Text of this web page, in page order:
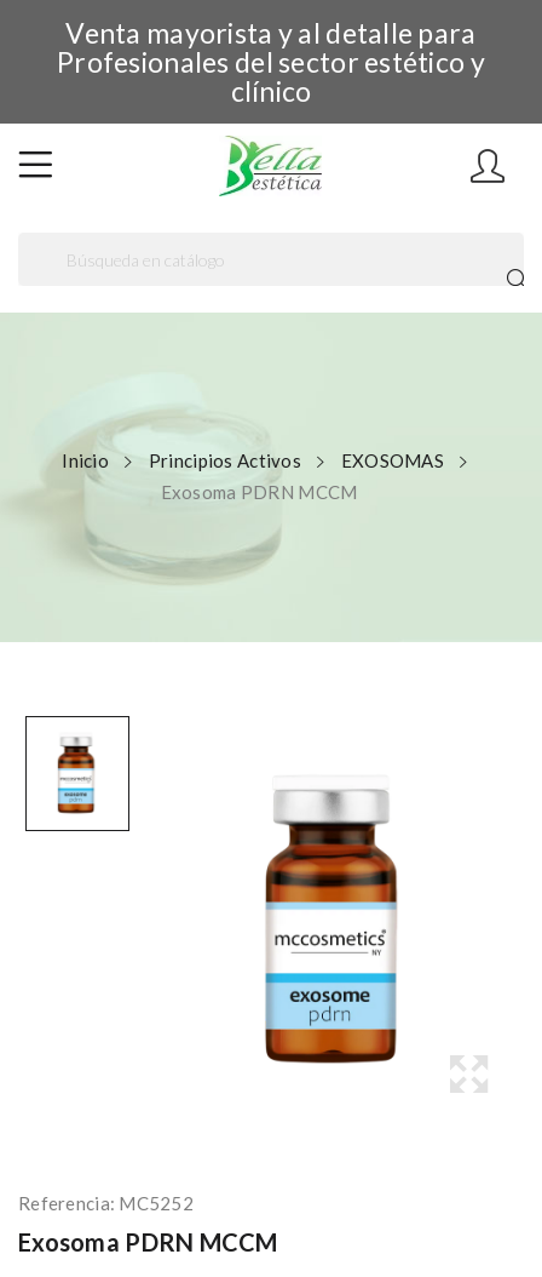
Venta mayorista y al detalle para
Profesionales del sector estético y
clínico
Inicio Principios Activos
EXOSOMAS
Exosoma PDRN MCCM
Referencia: MC5252
Exosoma PDRN MCCM